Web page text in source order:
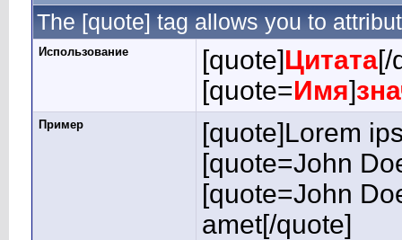
The [quote] tag allows you to
Использование [quote]Цитата[/
[quote=Имя]
Пример
[quote]Lorem
[quote=John
[quote=John
amet[/quote]